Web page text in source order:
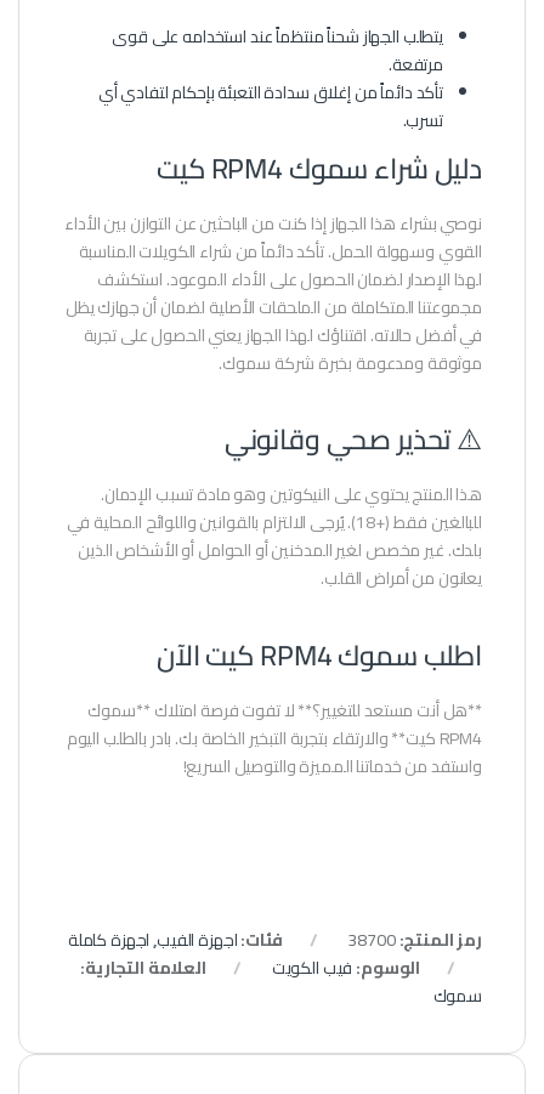
يتطلب الجهاز شحناً منتظماً عند استخدامه على قوى
مرتفعة.
تأكد دائماً من إغلاق سدادة التعبئة بإحكام لتفادي أي
تسرب.
دليل شراء سموك RPM4 كيت
نوصي بشراء هذا الجهاز إذا كنت من الباحثين عن التوازن بين الأداء
القوي وسهولة الحمل. تأكد دائماً من شراء الكويلات المناسبة
لهذا الإصدار لضمان الحصول على الأداء الموعود. استكشف
مجموعتنا المتكاملة من الملحقات الأصلية لضمان أن جهازك يظل
في أفضل حالاته. اقتناؤك لهذا الجهاز يعني الحصول على تجربة
موثوقة ومدعومة بخبرة شركة سموك.
⚠️ تحذير صحي وقانوني
هذا المنتج يحتوي على النيكوتين وهو مادة تسبب الإدمان.
للبالغين فقط (+18). يُرجى الالتزام بالقوانين واللوائح المحلية في
بلدك. غير مخصص لغير المدخنين أو الحوامل أو الأشخاص الذين
يعانون من أمراض القلب.
اطلب سموك RPM4 كيت الآن
**هل أنت مستعد للتغيير؟** لا تفوت فرصة امتلاك **سموك
RPM4 كيت** والارتقاء بتجربة التبخير الخاصة بك. بادر بالطلب اليوم
واستفد من خدماتنا المميزة والتوصيل السريع!
رمز المنتج:38700 فئات:اجهزة الفيب,اجهزة كاملة
الوسوم:فيب الكويت
العلامة التجارية:
سموك